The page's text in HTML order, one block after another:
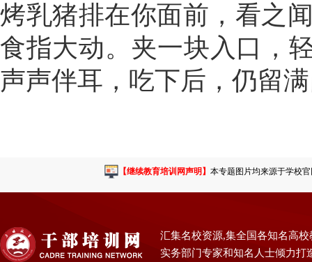
烤乳猪排在你面前，看之
食指大动。夹一块入口，
声声伴耳，吃下后，仍留
【继续教育培训网声明】 本专题图片均来源于学校
汇集名校资源,集全国各知名高校
实务部门专家和知名人士倾力打